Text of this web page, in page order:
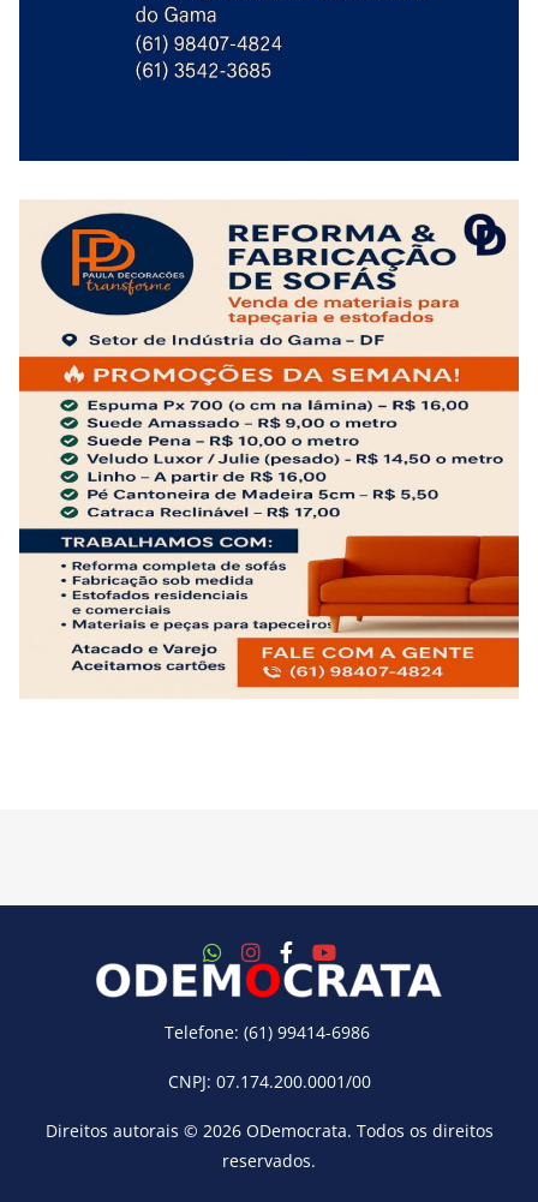
Telefone: (61) 99414-6986
CNPJ: 07.174.200.0001/00
Direitos autorais © 2026 ODemocrata. Todos os direitos
reservados.